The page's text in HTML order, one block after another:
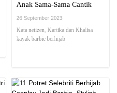
Anak Sama-Sama Cantik
Menggemaskan!
26 September 2023
Kata netizen, Kartika dan Khalisa
kayak barbie berhijab